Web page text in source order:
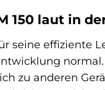
150 laut in
seine effiziente
zu anderen